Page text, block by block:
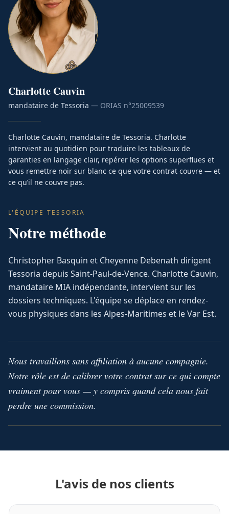
Charlotte Cauvin
mandataire de Tessoria — ORIAS n°25009539
Charlotte Cauvin, mandataire de Tessoria. Charlotte
intervient au quotidien pour traduire les tableaux de
garanties en langage clair, repérer les options superflues et
vous remettre noir sur blanc ce que votre contrat couvre — et
ce qu’il ne couvre pas.
L'ÉQUIPE TESSORIA
Notre méthode
Christopher Basquin et Cheyenne Debenath dirigent
Tessoria depuis Saint-Paul-de-Vence. Charlotte Cauvin,
mandataire MIA indépendante, intervient sur les
dossiers techniques. L'équipe se déplace en rendez-
vous physiques dans les Alpes-Maritimes et le Var Est.
Nous travaillons sans affiliation à aucune compagnie.
Notre rôle est de calibrer votre contrat sur ce qui compte
vraiment pour vous — y compris quand cela nous fait
perdre une commission.
L'avis de nos clients